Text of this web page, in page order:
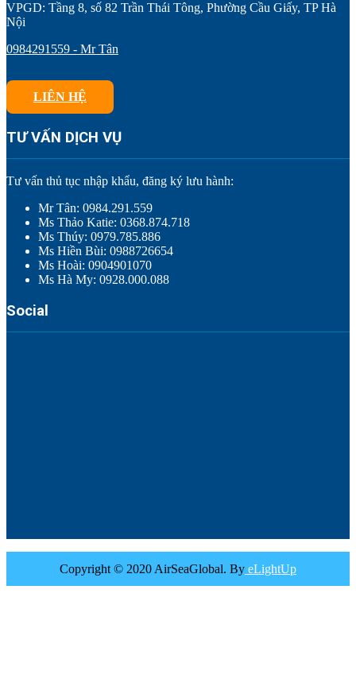
VPGD: Tầng 8, số 82 Trần Thái Tông, Phường Cầu Giấy, TP Hà
Nội
0984291559 - Mr Tân
LIÊN HỆ
TƯ VẤN DỊCH VỤ
Tư vấn thủ tục nhập khẩu, đăng ký lưu hành:
Mr Tân: 0984.291.559
Ms Thảo Katie: 0368.874.718
Ms Thúy: 0979.785.886
Ms Hiền Bùi: 0988726654
Ms Hoài: 0904901070
Ms Hà My: 0928.000.088
Social
Copyright © 2020 AirSeaGlobal. By eLightUp